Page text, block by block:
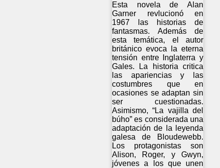
Esta novela de Alan
Garner revlucionó en
1967 las historias de
fantasmas. Además de
esta temática, el autor
británico evoca la eterna
tensión entre Inglaterra y
Gales. La historia critica
las apariencias y las
costumbres que en
ocasiones se adaptan sin
ser cuestionadas.
Asimismo, “La vajilla del
búho” es considerada una
adaptación de la leyenda
galesa de Bloudewebb.
Los protagonistas son
Alison, Roger, y Gwyn,
jóvenes a los que unen